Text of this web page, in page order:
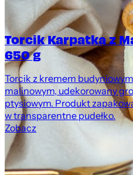
Torcik Karpatka z
650 g
Torcik z kremem
malinowym, udekorowany
ptysiowym. Produkt
w transparentne pudełko.
Zobacz